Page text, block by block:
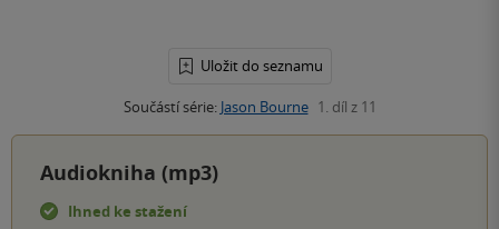
Uložit do seznamu
Součástí série: Jason Bourne 1. díl z 11
Audiokniha (mp3)
Ihned ke stažení